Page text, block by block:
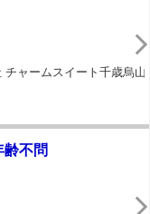
ャームスイート千歳烏山
不問